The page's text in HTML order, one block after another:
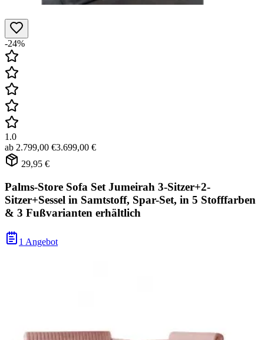
-24%
1.0
ab 2.799,00 €3.699,00 €
29,95 €
Palms-Store Sofa Set Jumeirah 3-Sitzer+2-
Sitzer+Sessel in Samtstoff, Spar-Set, in 5 Stofffarben
& 3 Fußvarianten erhältlich
1 Angebot